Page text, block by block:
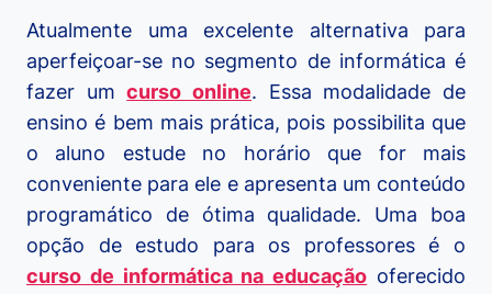
Atualmente uma excelente alternativa para
aperfeiçoar-se no segmento de informática é
fazer umcurso online. Essa modalidade de
ensino é bem mais prática, pois possibilita que
o aluno estude no horário que for mais
conveniente para ele e apresenta um conteúdo
programático de ótima qualidade. Uma boa
opção de estudo para os professores é o
curso de informática na educação oferecido